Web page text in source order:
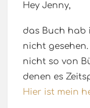
Hey Jenny,
das Buch
nicht
nicht so von
denen es
Hier ist mein